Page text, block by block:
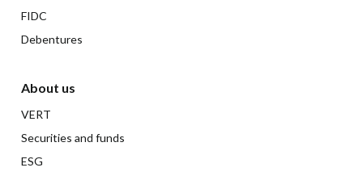
FIDC
Debentures
About us
VERT
Securities and funds
ESG